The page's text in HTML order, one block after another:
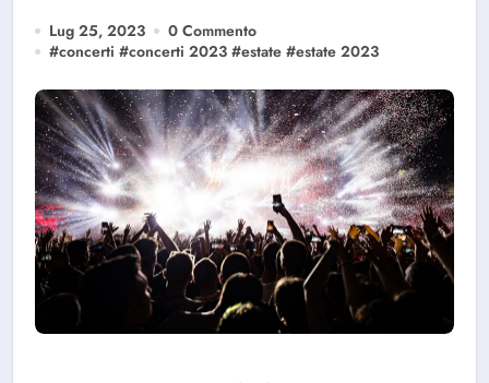
Lug 25, 2023
0 Commento
#concerti #concerti 2023 #estate #estate 2023